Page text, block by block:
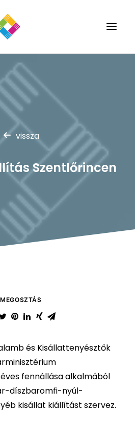
Hírek
Keresés
vissza
Szentlőrincen
MEGOSZTÁS
és Kisállattenyésztők
fennállása alkalmából
díszbaromfi-nyúl-
kisállat kiállítást szervez.